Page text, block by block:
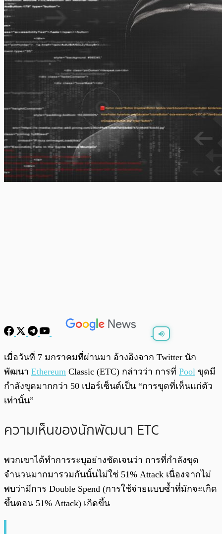
พร้อมเล่น /0:00
เมื่อวันที่ 7 มกราคมที่ผ่านมา อ้างอิงจาก Twitter นัก
พัฒนา Ethereum Classic (ETC) กล่าวว่า การที่ Pool ขุดมี
กำลังขุดมากกว่า 50 เปอร์เซ็นต์เป็น “การขุดที่เห็นแก่ตัว
เท่านั้น”
ความเห็นของนักพัฒนา ETC
พวกเขาได้ทำการระบุอย่างชัดเจนว่า การที่กำลังขุด
จำนวนมากมารวมกันนั้นไม่ใช่ 51% Attack เนื่องจากไม่
พบว่ามีการ Double Spend (การใช้จ่ายแบบซ้ำที่มักจะเกิด
ขึ้นตอน 51% Attack) เกิดขึ้น